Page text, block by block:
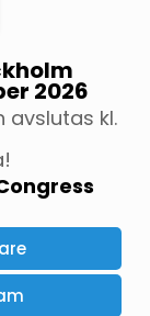
2026
avslutas kl.